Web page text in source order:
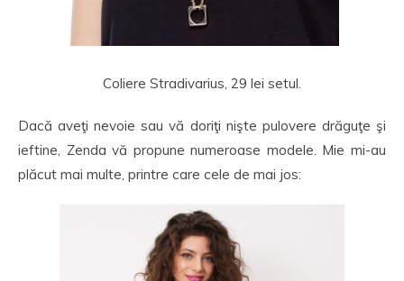
Coliere Stradivarius, 29 lei setul.
Dacă aveţi nevoie sau vă doriţi nişte pulovere drăguţe şi
ieftine, Zenda vă propune numeroase modele. Mie mi-au
plăcut mai multe, printre care cele de mai jos: